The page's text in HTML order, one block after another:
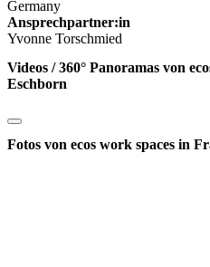
Germany
Ansprechpartner:in
Yvonne Torschmied
Videos / 360° Panoramas von
Eschborn
Fotos von ecos work spaces in